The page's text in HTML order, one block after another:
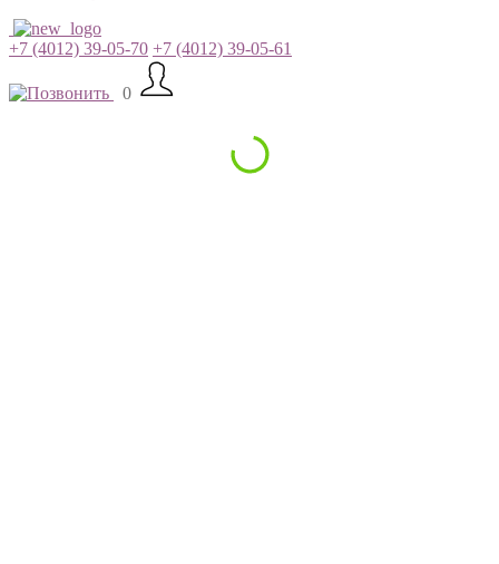
+7 (4012) 39-05-70 +7 (4012) 39-05-61
0